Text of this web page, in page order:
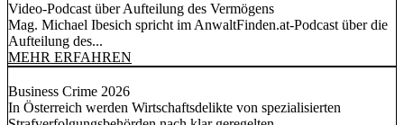
Video-Podcast über Aufteilung des Vermögens
Mag. Michael Ibesich spricht im AnwaltFinden.at-Podcast über die
Aufteilung des...
MEHR ERFAHREN
Business Crime 2026
In Österreich werden Wirtschaftsdelikte von spezialisierten